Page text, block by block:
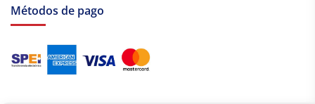
Métodos de pago